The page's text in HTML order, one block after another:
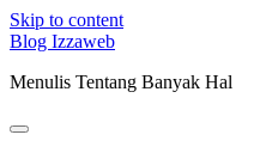
Skip to content
Blog Izzaweb
Menulis Tentang Banyak Hal